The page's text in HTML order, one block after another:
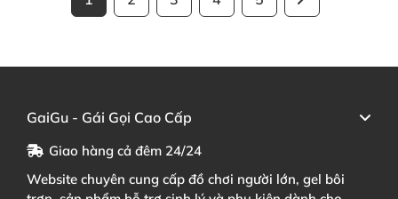
GaiGu - Gái Gọi Cao Cấp
Giao hàng cả đêm 24/24
Website chuyên cung cấp đồ chơi người lớn, gel bôi